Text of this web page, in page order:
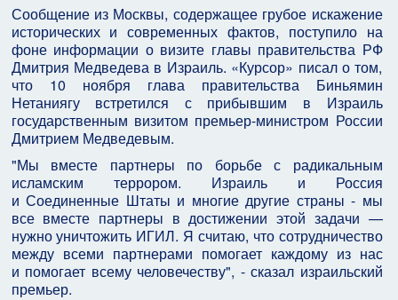
Сообщение из Москвы, содержащее грубое искажение
исторических и современных фактов, поступило на
фоне информации о визите главы правительства РФ
Дмитрия Медведева в Израиль. «Курсор» писал о том,
что 10 ноября глава правительства Биньямин
Нетаниягу встретился с прибывшим в Израиль
государственным визитом премьер-министром России
Дмитрием Медведевым.
"Мы вместе партнеры по борьбе с радикальным
исламским террором. Израиль и Россия
и Соединенные Штаты и многие другие страны - мы
все вместе партнеры в достижении этой задачи —
нужно уничтожить ИГИЛ. Я считаю, что сотрудничество
между всеми партнерами помогает каждому из нас
и помогает всему человечеству", - сказал израильский
премьер.